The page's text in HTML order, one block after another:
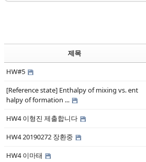
제목
HW#5
[Reference state] Enthalpy of mixing vs. ent
halpy of formation ...
HW4 이형진 제출합니다
HW4 20190272 장환중
HW4 이마태